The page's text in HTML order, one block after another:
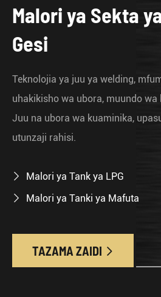
Malori ya Sekta
Gesi
Teknolojia ya juu ya welding,
uhakikisho wa ubora, muundo wa
Juu na ubora wa kuaminika,
utunzaji rahisi.
 Malori ya Tank ya LPG
 Malori ya Tanki ya Mafuta
TAZAMA ZAIDI 